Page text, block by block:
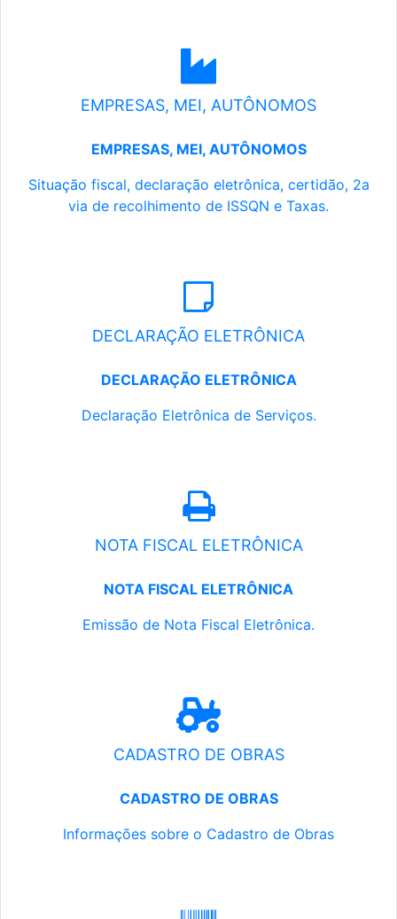
EMPRESAS, MEI, AUTÔNOMOS
EMPRESAS, MEI, AUTÔNOMOS
Situação fiscal, declaração eletrônica, certidão, 2a
via de recolhimento de ISSQN e Taxas.
DECLARAÇÃO ELETRÔNICA
DECLARAÇÃO ELETRÔNICA
Declaração Eletrônica de Serviços.
NOTA FISCAL ELETRÔNICA
NOTA FISCAL ELETRÔNICA
Emissão de Nota Fiscal Eletrônica.
CADASTRO DE OBRAS
CADASTRO DE OBRAS
Informações sobre o Cadastro de Obras